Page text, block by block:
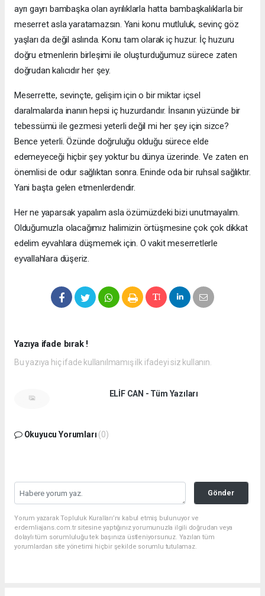
ayrı gayrı bambaşka olan ayrılıklarla hatta bambaşkalıklarla bir
meserret asla yaratamazsın. Yani konu mutluluk, sevinç göz
yaşları da değil aslında. Konu tam olarak iç huzur. İç huzuru
doğru etmenlerin birleşimi ile oluşturduğumuz sürece zaten
doğrudan kalıcıdır her şey.
Meserrette, sevinçte, gelişim için o bir miktar içsel
daralmalarda inanın hepsi iç huzurdandır. İnsanın yüzünde bir
tebessümü ile gezmesi yeterli değil mi her şey için sizce?
Bence yeterli. Özünde doğruluğu olduğu sürece elde
edemeyeceği hiçbir şey yoktur bu dünya üzerinde. Ve zaten en
önemlisi de odur sağlıktan sonra. Eninde oda bir ruhsal sağlıktır.
Yani başta gelen etmenlerdendir.
Her ne yaparsak yapalım asla özümüzdeki bizi unutmayalım.
Olduğumuzla olacağımız halimizin örtüşmesine çok çok dikkat
edelim eyvahlara düşmemek için. O vakit meserretlerle
eyvallahlara düşeriz.
Yazıya ifade bırak !
Bu yazıya hiç ifade kullanılmamış ilk ifadeyi siz kullanın.
ELİF CAN - Tüm Yazıları
Okuyucu Yorumları (0)
Gönder
Yorum yazarak Topluluk Kuralları’nı kabul etmiş bulunuyor ve
erdemliajans.com.tr sitesine yaptığınız yorumunuzla ilgili doğrudan veya
dolaylı tüm sorumluluğu tek başınıza üstleniyorsunuz. Yazılan tüm
yorumlardan site yönetimi hiçbir şekilde sorumlu tutulamaz.